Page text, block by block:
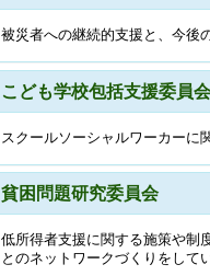
被災者への継続的支援と、今後
こども学校包括支援委員
スクールソーシャルワーカーに
貧困問題研究委員会
低所得者支援に関する施策や制
とのネットワークづくりをして